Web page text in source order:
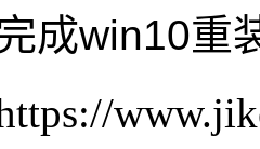
成win10重